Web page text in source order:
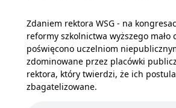
Zdaniem rektora WSG - na
reformy szkolnictwa wyższego mało
poświęcono uczelniom
zdominowane przez placówki
rektora, który twierdzi, że ich
zbagatelizowane.